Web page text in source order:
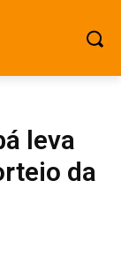
leva
da